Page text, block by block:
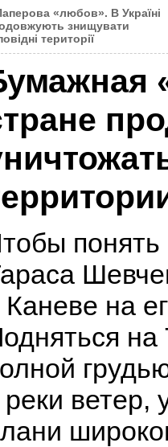
«любов». В Україні
знищувати
території
понять
Каневе на
на
реки ветер,